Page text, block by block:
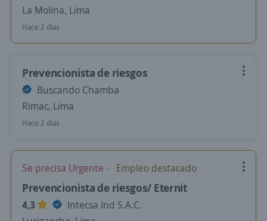
La Molina, Lima
Hace 2 días
Prevencionista de riesgos
Buscando Chamba
Rimac, Lima
Hace 2 días
Se precisa Urgente Empleo destacado
Prevencionista de riesgos/ Eternit
4,3
Intecsa Ind S.A.C.